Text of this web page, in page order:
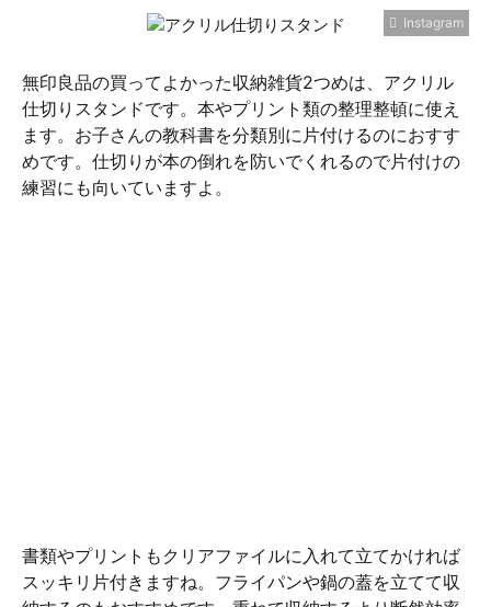
Instagram
無印良品の買ってよかった収納雑貨2つめは、アクリル
仕切りスタンドです。本やプリント類の整理整頓に使え
ます。お子さんの教科書を分類別に片付けるのにおすす
めです。仕切りが本の倒れを防いでくれるので片付けの
練習にも向いていますよ。
書類やプリントもクリアファイルに入れて立てかければ
スッキリ片付きますね。フライパンや鍋の蓋を立てて収